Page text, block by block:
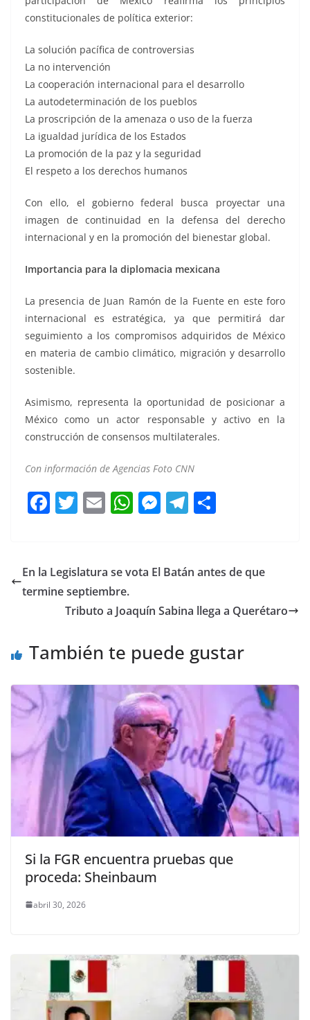
constitucionales de política exterior:
La solución pacífica de controversias
La no intervención
La cooperación internacional para el desarrollo
La autodeterminación de los pueblos
La proscripción de la amenaza o uso de la fuerza
La igualdad jurídica de los Estados
La promoción de la paz y la seguridad
El respeto a los derechos humanos
Con ello, el gobierno federal busca proyectar una
imagen de continuidad en la defensa del derecho
internacional y en la promoción del bienestar global.
Importancia para la diplomacia mexicana
La presencia de Juan Ramón de la Fuente en este foro
internacional es estratégica, ya que permitirá dar
seguimiento a los compromisos adquiridos de México
en materia de cambio climático, migración y desarrollo
sostenible.
Asimismo, representa la oportunidad de posicionar a
México como un actor responsable y activo en la
construcción de consensos multilaterales.
Con información de Agencias Foto CNN
F
e
b
k
T
er
E
l
W
s
p
M
e
g
T
gr
m
p
tir
En la Legislatura se vota El Batán antes de que
termine septiembre.
Tributo a Joaquín Sabina llega a Querétaro
También te puede gustar
Si la FGR encuentra pruebas que
proceda: Sheinbaum
abril 30, 2026